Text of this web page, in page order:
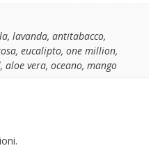
lavanda, antitabacco,
eucalipto, one million,
vera, oceano, mango